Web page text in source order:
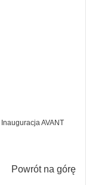
Inauguracja AVANT
Powrót na górę